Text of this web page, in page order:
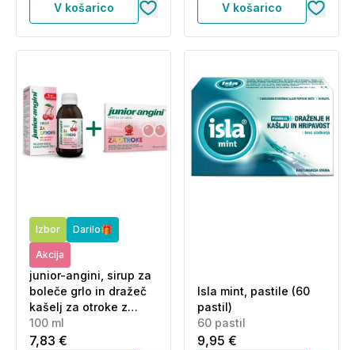
V košarico V košarico
Izbor Darilo🎁
Akcija
junior-angini, sirup za
boleče grlo in dražeč
kašelj za otroke z
okusom češnje (100
ml)
100 ml
7,83 €
Isla mint, pastile (60
pastil)
60 pastil
9,95 €